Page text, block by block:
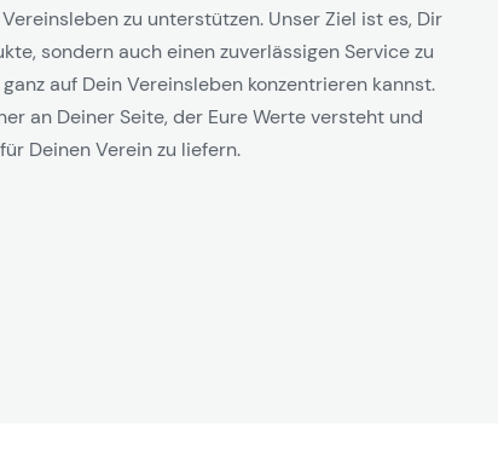
zu unterstützen. Unser Ziel ist es, Dir
sondern auch einen zuverlässigen Service zu
auf Dein Vereinsleben konzentrieren kannst.
an Deiner Seite, der Eure Werte versteht und
Deinen Verein zu liefern.